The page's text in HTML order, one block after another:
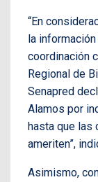
“En
la
coordinación
Regional de
Senapred
Alamos por
hasta que las
ameriten”,
Asimismo,